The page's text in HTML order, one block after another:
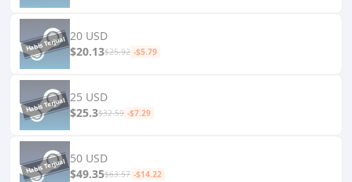
20 USD
$20.13$25.92 -$5.79
25 USD
$25.3$32.59 -$7.29
50 USD
$49.35$63.57 -$14.22